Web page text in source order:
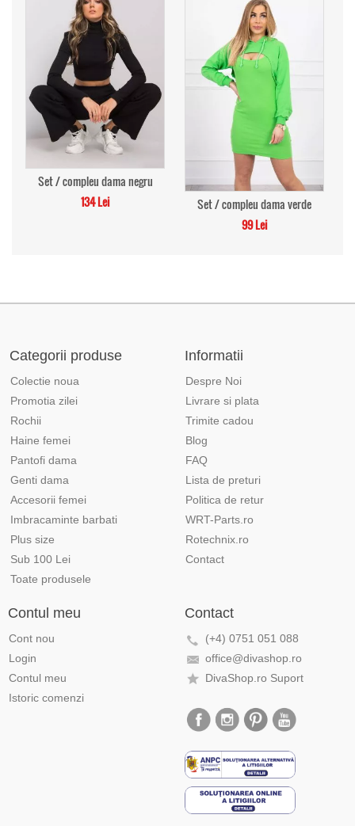
Set / compleu dama negru
134 Lei
Set / compleu dama verde
99 Lei
Categorii produse
Colectie noua
Promotia zilei
Rochii
Haine femei
Pantofi dama
Genti dama
Accesorii femei
Imbracaminte barbati
Plus size
Sub 100 Lei
Toate produsele
Informatii
Despre Noi
Livrare si plata
Trimite cadou
Blog
FAQ
Lista de preturi
Politica de retur
WRT-Parts.ro
Rotechnix.ro
Contact
Contul meu
Cont nou
Login
Contul meu
Istoric comenzi
Contact
(+4) 0751 051 088
office@divashop.ro
DivaShop.ro Suport